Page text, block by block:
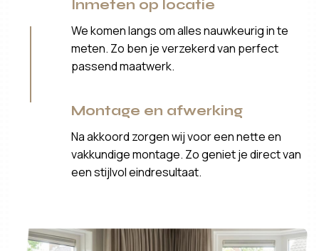
Inmeten op locatie
We komen langs om alles nauwkeurig in te
meten. Zo ben je verzekerd van perfect
passend maatwerk.
Montage en afwerking
Na akkoord zorgen wij voor een nette en
vakkundige montage. Zo geniet je direct van
een stijlvol eindresultaat.